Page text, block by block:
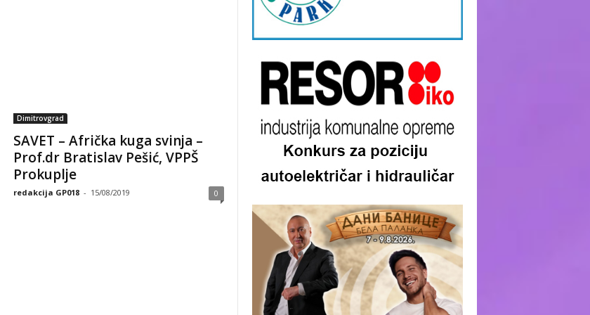
Dimitrovgrad
SAVET – Afrička kuga svinja –
Prof.dr Bratislav Pešić, VPPŠ
Prokuplje
redakcija GP018 - 15/08/2019 0